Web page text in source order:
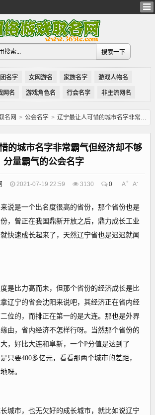
名字 女网游名 家族名字 游戏人物名
网名 游戏角色名 行会名字 非主流网名
名网 > 公会名字 > 辽宁最让人可惜的城市名字非常霸气但经济却不够分量霸气的公会名字
的城市名字非常霸气但经济却不够
分量霸气的公会名字
2021-07-19 22:59 3130 0 A+ A-
是一个出名度很高的省份，那个省份也是
，曾正在我国鼎新开放之后，鼎力成长工业
快速成长起来了，天然辽宁省也是迟迟就闻
比力高而未，但那个省份的经济成长是比
辽宁的省会沈阳来说吧，其经济正在省内经
位的，而排正在第一的是大连。那也是外界
由，省内经济不怎样行呀。当然那个省份的
，好比大连和阜新，一个P分值是达到了
只要400多亿元，看看那两个城市的差距，
呀。
市，也无欠好的成长城市，就比如说辽宁